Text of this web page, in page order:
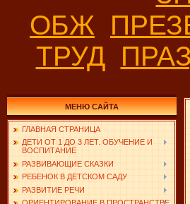
ОБЖ
ТРУД
МЕНЮ САЙТА
ГЛАВНАЯ СТРАНИЦА
ДЕТИ ОТ 1 ДО 3 ЛЕТ. ОБУЧЕНИЕ И
ВОСПИТАНИЕ
РАЗВИВАЮЩИЕ СКАЗКИ
РЕБЕНОК В ДЕТСКОМ САДУ
РАЗВИТИЕ РЕЧИ